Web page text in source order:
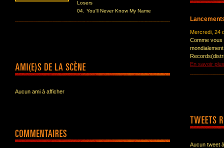
Losers
04.
You'll Never Know My Name
Aucun ami à afficher
Mercredi, 24
Comme vous
En savoir plus
Aucun tweet